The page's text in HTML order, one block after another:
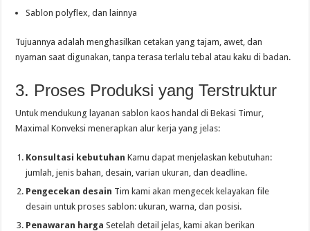
Sablon polyflex, dan lainnya
Tujuannya adalah menghasilkan cetakan yang tajam, awet, dan
nyaman saat digunakan, tanpa terasa terlalu tebal atau kaku di badan.
3. Proses Produksi yang Terstruktur
Untuk mendukung layanan sablon kaos handal di Bekasi Timur,
Maximal Konveksi menerapkan alur kerja yang jelas:
Konsultasi kebutuhan Kamu dapat menjelaskan kebutuhan:
jumlah, jenis bahan, desain, varian ukuran, dan deadline.
Pengecekan desain Tim kami akan mengecek kelayakan file
desain untuk proses sablon: ukuran, warna, dan posisi.
Penawaran harga Setelah detail jelas, kami akan berikan